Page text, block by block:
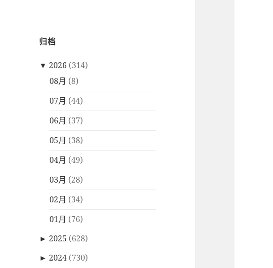
归档
▼ 2026 (314)
08月 (8)
07月 (44)
06月 (37)
05月 (38)
04月 (49)
03月 (28)
02月 (34)
01月 (76)
► 2025 (628)
► 2024 (730)